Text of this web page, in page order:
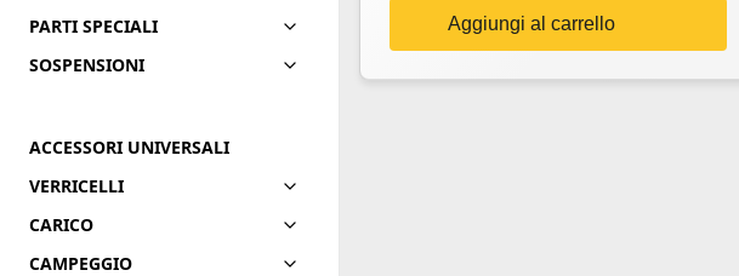
PARTI SPECIALI
SOSPENSIONI
ACCESSORI UNIVERSALI
VERRICELLI
CARICO
CAMPEGGIO
Aggiungi al carrello